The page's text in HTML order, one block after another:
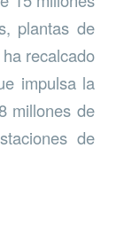
plantas de
recalcado
impulsa la
millones de
de